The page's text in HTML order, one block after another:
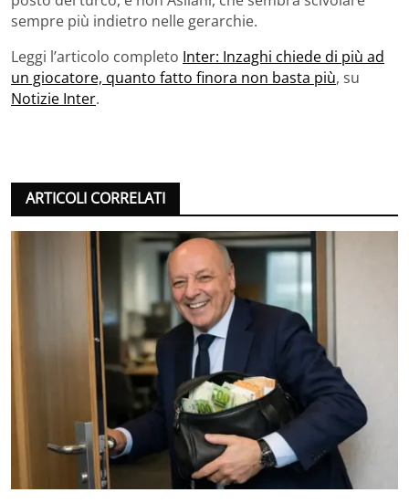
sempre più indietro nelle gerarchie.
Leggi l’articolo completo Inter: Inzaghi chiede di più ad
un giocatore, quanto fatto finora non basta più, su
Notizie Inter.
ARTICOLI CORRELATI